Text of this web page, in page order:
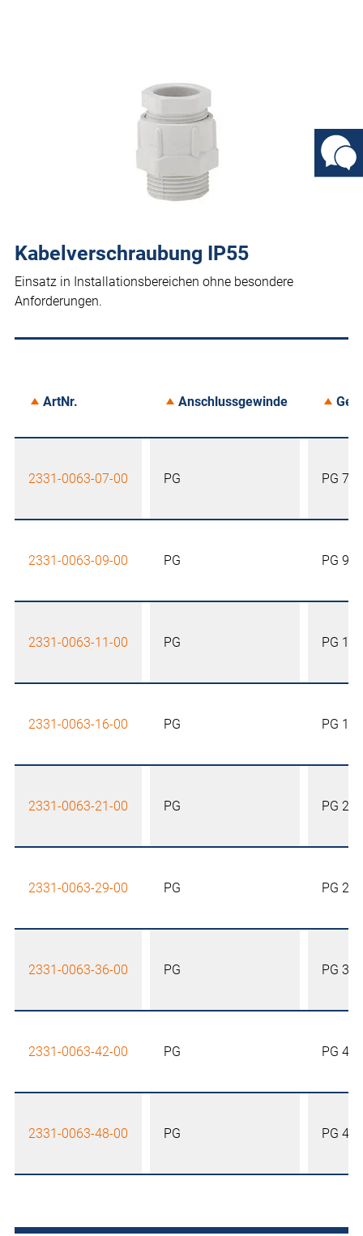
Kabelverschraubung IP55
Einsatz in Installationsbereichen ohne besondere
Anforderungen.
ArtNr. Anschlussgewinde
2331-0063-07-00 PG PG 7
2331-0063-09-00 PG PG 9
2331-0063-11-00 PG PG 11
2331-0063-16-00 PG PG 16
2331-0063-21-00 PG PG 21
2331-0063-29-00 PG PG 29
2331-0063-36-00 PG PG 36
2331-0063-42-00 PG PG 42
2331-0063-48-00 PG PG 48